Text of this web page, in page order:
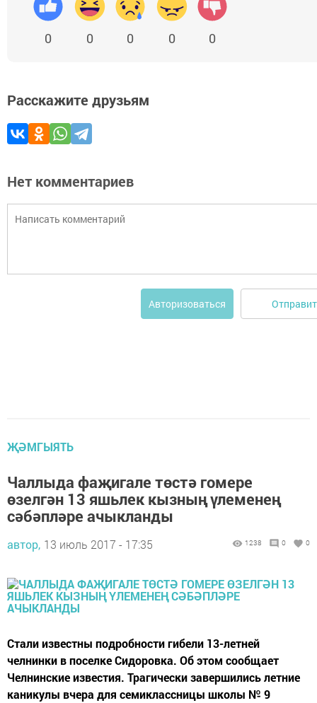
0 0 0 0 0
Расскажите друзьям
Нет комментариев
Авторизоваться
ҖӘМГЫЯТЬ
Чаллыда фаҗигале төстә гомере
өзелгән 13 яшьлек кызның үлеменең
сәбәпләре ачыкланды
автор, 13 июль 2017 - 17:35 1238 0 0
Стали известны подробности гибели 13-летней
челнинки в поселке Сидоровка. Об этом сообщает
Челнинские известия. Трагически завершились летние
каникулы вчера для семиклассницы школы № 9